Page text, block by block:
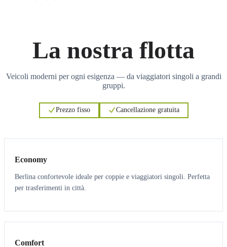
La nostra flotta
Veicoli moderni per ogni esigenza — da viaggiatori singoli a grandi
gruppi.
Prezzo fisso Cancellazione gratuita
Economy
Berlina confortevole ideale per coppie e viaggiatori singoli. Perfetta
per trasferimenti in città.
3 3
Comfort